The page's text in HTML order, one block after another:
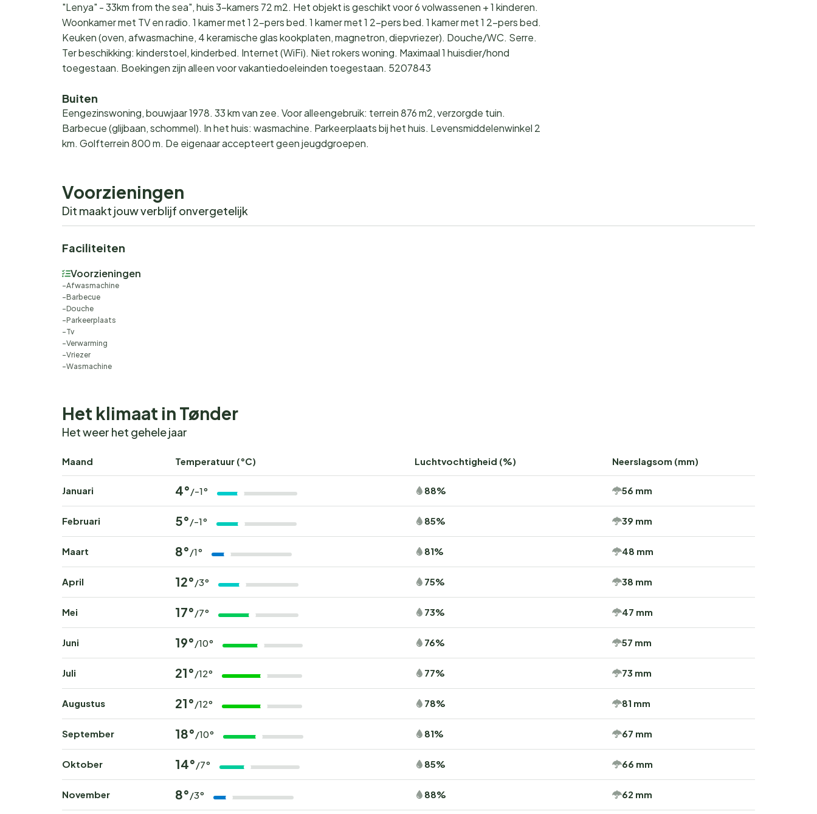
"Lenya" - 33km from the sea", huis 3-kamers 72 m2. Het objekt is geschikt voor 6 volwassenen + 1 kinderen.
Woonkamer met TV en radio. 1 kamer met 1 2-pers bed. 1 kamer met 1 2-pers bed. 1 kamer met 1 2-pers bed.
Keuken (oven, afwasmachine, 4 keramische glas kookplaten, magnetron, diepvriezer). Douche/WC. Serre.
Ter beschikking: kinderstoel, kinderbed. Internet (WiFi). Niet rokers woning. Maximaal 1 huisdier/hond
toegestaan. Boekingen zijn alleen voor vakantiedoeleinden toegestaan. 5207843
Buiten
Eengezinswoning, bouwjaar 1978. 33 km van zee. Voor alleengebruik: terrein 876 m2, verzorgde tuin.
Barbecue (glijbaan, schommel). In het huis: wasmachine. Parkeerplaats bij het huis. Levensmiddelenwinkel 2
km. Golfterrein 800 m. De eigenaar accepteert geen jeugdgroepen.
Voorzieningen
Dit maakt jouw verblijf onvergetelijk
Faciliteiten
Voorzieningen
Afwasmachine
Barbecue
Douche
Parkeerplaats
Tv
Verwarming
Vriezer
Wasmachine
Het klimaat in Tønder
Het weer het gehele jaar
Maand Temperatuur (°C) Luchtvochtigheid (%) Neerslagsom (mm)
Januari 4° /-1° 88% 56 mm
Februari 5° /-1° 85% 39 mm
Maart 8° /1° 81% 48 mm
April 12° /3° 75% 38 mm
Mei 17° /7° 73% 47 mm
Juni 19° /10° 76% 57 mm
Juli 21° /12° 77% 73 mm
Augustus 21° /12° 78% 81 mm
September 18° /10° 81% 67 mm
Oktober 14° /7° 85% 66 mm
November 8° /3° 88% 62 mm